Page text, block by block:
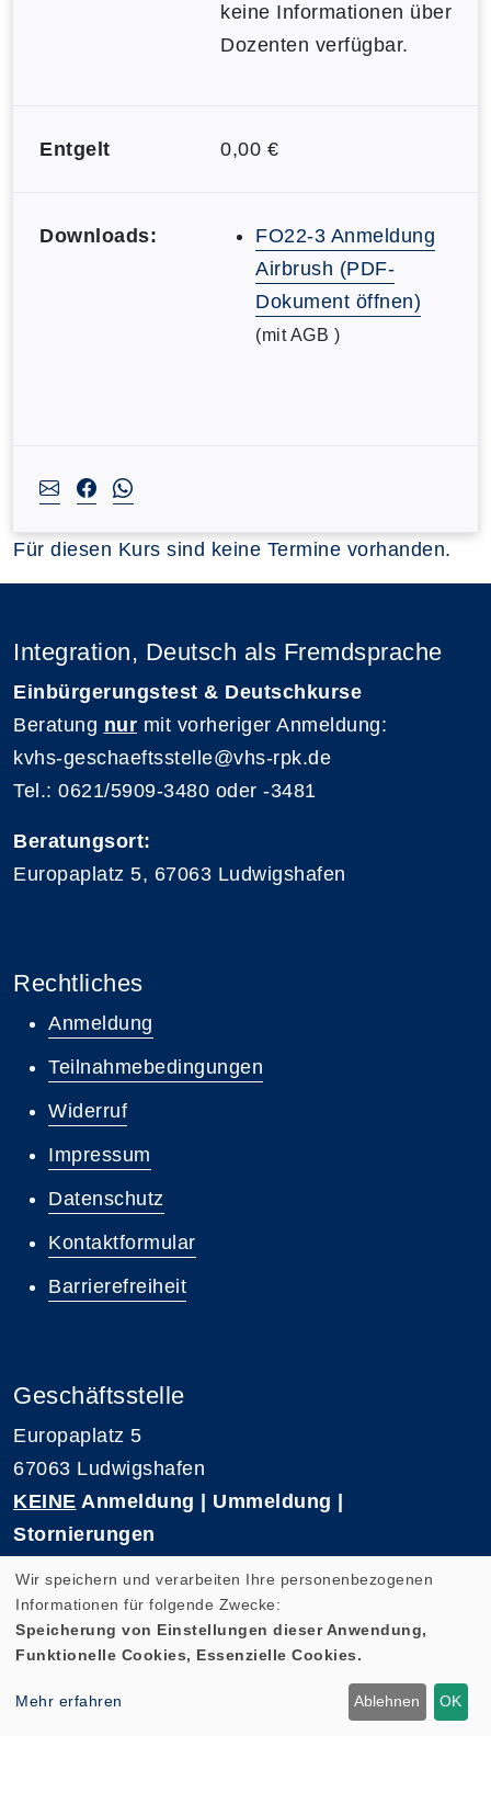
keine Informationen über
Dozenten verfügbar.
Entgelt 0,00 €
Downloads:
FO22-3 Anmeldung
Airbrush (PDF-
Dokument öffnen)
(mit AGB )
Für diesen Kurs sind keine Termine vorhanden.
Integration, Deutsch als Fremdsprache
Einbürgerungstest & Deutschkurse
Beratung nur mit vorheriger Anmeldung:
kvhs-geschaeftsstelle@vhs-rpk.de
Tel.: 0621/5909-3480 oder -3481
Beratungsort:
Europaplatz 5, 67063 Ludwigshafen
Rechtliches
Anmeldung
Teilnahmebedingungen
Widerruf
Impressum
Datenschutz
Kontaktformular
Barrierefreiheit
Geschäftsstelle
Europaplatz 5
67063 Ludwigshafen
KEINE Anmeldung | Ummeldung |
Stornierungen
E-Mail: kvhs-geschaeftsstelle@vhs-rpk.de
Wir speichern und verarbeiten Ihre personenbezogenen
Informationen für folgende Zwecke:
Speicherung von Einstellungen dieser Anwendung,
Funktionelle Cookies, Essenzielle Cookies.
Mehr erfahren Ablehnen OK